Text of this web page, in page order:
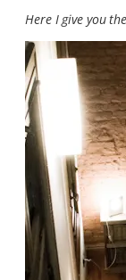
Here I give you